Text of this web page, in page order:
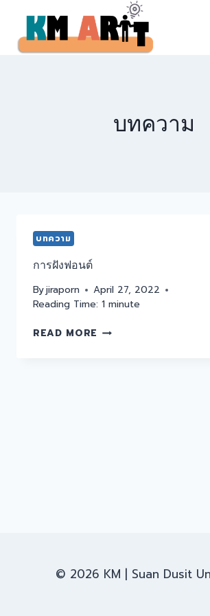
content
บทความ
บทความ
การฝังฟอนต์
Byjiraporn
April 27, 2022
Reading Time: 1 minute
READ MORE การ
© 2026 KM | Suan Dusit